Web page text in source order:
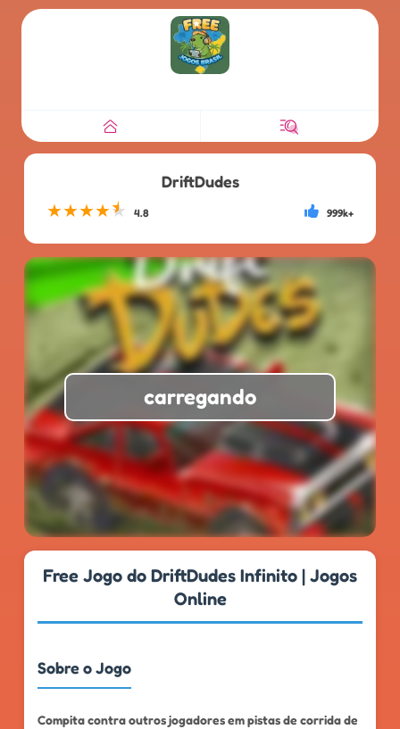
DriftDudes
★★★★★ 4.8 999k+
carregando
★★★★★ 4.8 999k+
Free Jogo do DriftDudes Infinito | Jogos
Online
Sobre o Jogo
Compita contra outros jogadores em pistas de corrida de